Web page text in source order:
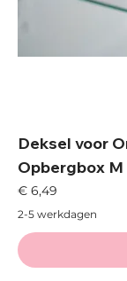
Deksel voor
Opbergbox
Prijs
€ 6,49
2-5 werkdagen